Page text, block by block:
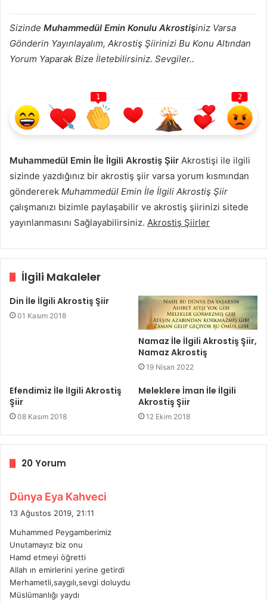
Sizinde Muhammedül Emin Konulu Akrostişiniz Varsa
Gönderin Yayınlayalım, Akrostiş Şiirinizi Bu Konu Altından
Yorum Yaparak Bize İletebilirsiniz. Sevgiler..
1 2
Muhammedül Emin İle İlgili Akrostiş Şiir Akrostişi ile ilgili
sizinde yazdığınız bir akrostiş şiir varsa yorum kısmından
göndererek Muhammedül Emin İle İlgili Akrostiş Şiir
çalışmanızı bizimle paylaşabilir ve akrostiş şiirinizi sitede
yayınlanmasını Sağlayabilirsiniz. Akrostiş Şiirler
İlgili Makaleler
Din İle İlgili Akrostiş Şiir
01 Kasım 2018
Namaz İle İlgili Akrostiş Şiir,
Namaz Akrostiş
19 Nisan 2022
Efendimiz İle İlgili Akrostiş
Şiir
08 Kasım 2018
Meleklere İman İle İlgili
Akrostiş Şiir
12 Ekim 2018
20 Yorum
Dünya Eya Kahveci
i
13 Ağustos 2019, 21:11
Muhammed Peygamberimiz
Unutamayız biz onu
Hamd etmeyi öğretti
Allah ın emirlerini yerine getirdi
Merhametli,saygılı,sevgi doluydu
Müslümanlığı yaydı